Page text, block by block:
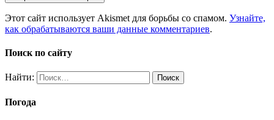
Этот сайт использует Akismet для борьбы со спамом. Узнайте,
как обрабатываются ваши данные комментариев.
Поиск по сайту
Найти:
Погода